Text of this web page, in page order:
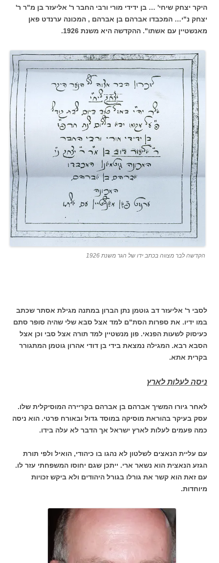
היקר יצחק שיחי' … בן ידידי מורי ורבי החבר ר' אליעזר בן מ"ר ר'
יצחק נ"י… המכבדו אברהם בן אברהם , המכונה ערנדט פאן
מאנשטיין עם אשתו". ההקדשה היא משנת 1926.
הקדשה לבר מצווה בכתב ידו של הגר משנת 1926
לסבי ר' אליעזר דב גוטמן נתן הברון במתנה מגילת אסתר שכתב
במו ידיו. את ספרות הסת"ם למד אצל סבא שלי שהיה סופר סתם
כעיסוק לשעות הפנאי. פון מנשטיין למד תורה אצל סבי וכן אצל
הסבא רבא. המגילה נמצאת בידי בן דודי אהרון גוטמן המתגורר
בקרית אתא.
ניסה לעלות לארץ
לאחר גיורו המשיך אברהם בן אברהם בקריירה המוסיקלית שלו.
עסק בעיקר בהוראת מוסיקה במוסד גדול ובאורח פרטי. הוא ניסה
כמה פעמים לעלות לארץ ישראל אך הדבר לא עלה בידו.
עם עליית הנאצים לשלטון לא נהגו בו כיהודי, הואיל ולפי תורת
הגזע הנאצית הוא נשאר ארי. ייתכן שגם יחוסו המשפחתי עזר לו.
עם זאת הוא קשר את גורלו בגורל היהודים ולא ביקש זכויות
מיוחדות.